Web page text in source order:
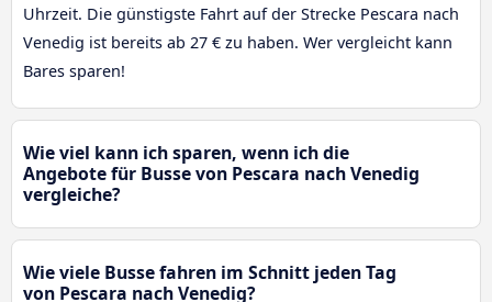
Uhrzeit. Die günstigste Fahrt auf der Strecke Pescara nach
Venedig ist bereits ab 27 € zu haben. Wer vergleicht kann
Bares sparen!
Wie viel kann ich sparen, wenn ich die
Angebote für Busse von Pescara nach Venedig
vergleiche?
Wie viele Busse fahren im Schnitt jeden Tag
von Pescara nach Venedig?